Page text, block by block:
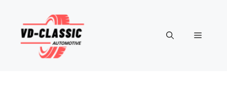
contenu
Menu